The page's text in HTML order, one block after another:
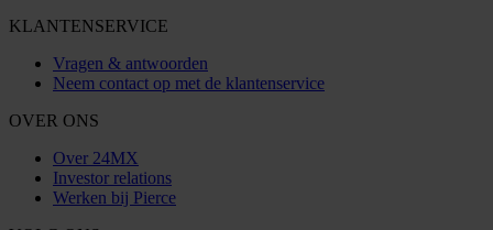
KLANTENSERVICE
Vragen & antwoorden
Neem contact op met de klantenservice
OVER ONS
Over 24MX
Investor relations
Werken bij Pierce